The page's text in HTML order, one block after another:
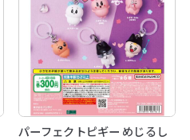
パーフェクトピギー めじるし